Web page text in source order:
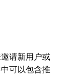
请新用户或
可以包含推